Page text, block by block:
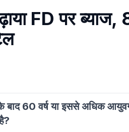
FD पर ब्याज,
बाद 60 वर्ष या इससे अधिक